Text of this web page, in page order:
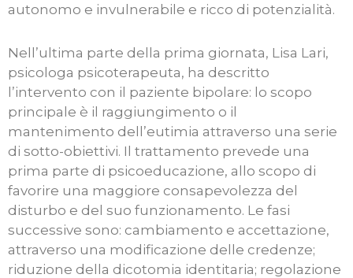
autonomo e invulnerabile e ricco di potenzialità.
Nell’ultima parte della prima giornata, Lisa Lari,
psicologa psicoterapeuta, ha descritto
l’intervento con il paziente bipolare: lo scopo
principale è il raggiungimento o il
mantenimento dell’eutimia attraverso una serie
di sotto-obiettivi. Il trattamento prevede una
prima parte di psicoeducazione, allo scopo di
favorire una maggiore consapevolezza del
disturbo e del suo funzionamento. Le fasi
successive sono: cambiamento e accettazione,
attraverso una modificazione delle credenze;
riduzione della dicotomia identitaria; regolazione